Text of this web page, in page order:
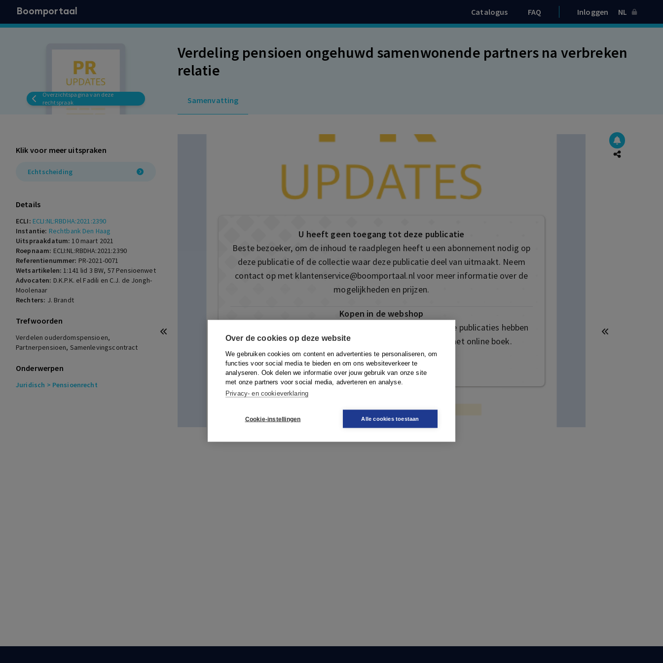
Over de cookies op deze website
We gebruiken cookies om content en advertenties te personaliseren, om
functies voor social media te bieden en om ons websiteverkeer te
analyseren. Ook delen we informatie over jouw gebruik van onze site
met onze partners voor social media, adverteren en analyse.
Privacy- en cookieverklaring
Cookie-instellingen Alle cookies toestaan
Boomportaal Catalogus FAQ Inloggen NL
Overzichtspagina van deze
rechtspraak
Verdeling pensioen ongehuwd samenwonende partners na verbreken
relatie
Samenvatting
Klik voor meer uitspraken
Echtscheiding
Details
ECLI: ECLI:NL:RBDHA:2021:2390
Instantie: Rechtbank Den Haag
Uitspraakdatum:10 maart 2021
Roepnaam: ECLI:NL:RBDHA:2021:2390
Referentienummer: PR-2021-0071
Wetsartikelen:1:141 lid 3 BW, 57 Pensioenwet
Advocaten: D.K.P.K. el Fadili en C.J. de Jongh-
Moolenaar
Rechters: J. Brandt
Trefwoorden
Verdelen ouderdomspensioen,
Partnerpensioen, Samenlevingscontract
Onderwerpen
Juridisch > Pensioenrecht
U heeft geen toegang tot deze publicatie
Beste bezoeker, om de inhoud te raadplegen heeft u een abonnement nodig op
deze publicatie of de collectie waar deze publicatie deel van uitmaakt. Neem
contact op met klantenservice@boomportaal.nlvoor meer informatie over de
mogelijkheden en prijzen.
Kopen in de webshop
Deze publicatie is ook te vinden in onze webshop. Sommige publicaties hebben
ook de mogelijkheid om direct toegang te kopen tot het online boek.
Naar de webshop